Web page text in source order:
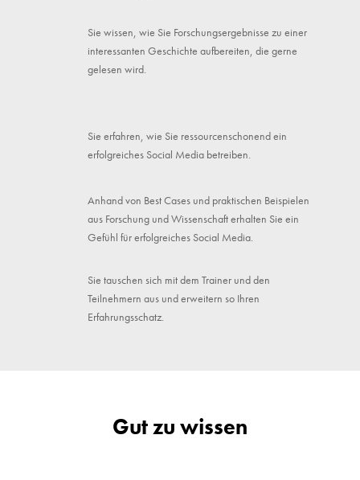
Sie wissen, wie Sie Forschungsergebnisse zu einer
interessanten Geschichte aufbereiten, die gerne
gelesen wird.
Sie erfahren, wie Sie ressourcenschonend ein
erfolgreiches Social Media betreiben.
Anhand von Best Cases und praktischen Beispielen
aus Forschung und Wissenschaft erhalten Sie ein
Gefühl für erfolgreiches Social Media.
Sie tauschen sich mit dem Trainer und den
Teilnehmern aus und erweitern so Ihren
Erfahrungsschatz.
Gut zu wissen